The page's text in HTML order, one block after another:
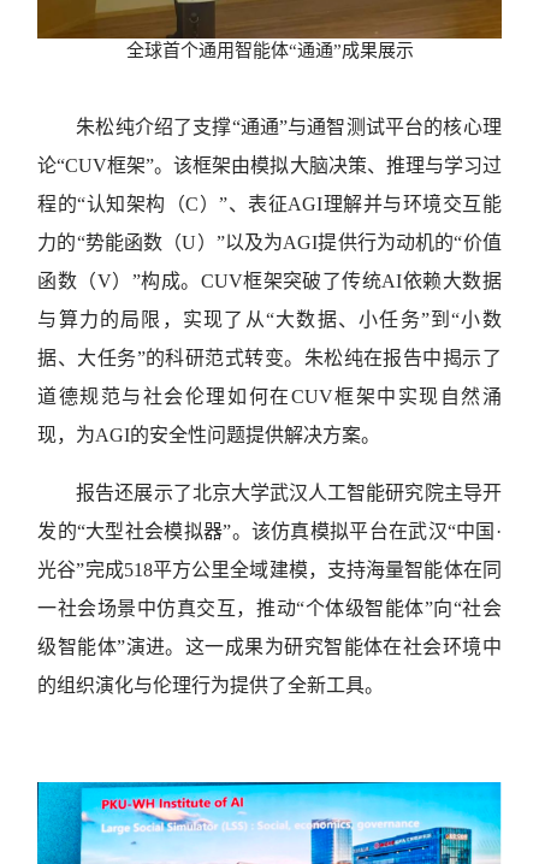
全球首个通用智能体“通通”成果展示
朱松纯介绍了支撑“通通”与通智测试平台的核心理
论“CUV框架”。该框架由模拟大脑决策、推理与学习过
程的“认知架构（C）”、表征AGI理解并与环境交互能
力的“势能函数（U）”以及为AGI提供行为动机的“价值
函数（V）”构成。CUV框架突破了传统AI依赖大数据
与算力的局限，实现了从“大数据、小任务”到“小数
据、大任务”的科研范式转变。朱松纯在报告中揭示了
道德规范与社会伦理如何在CUV框架中实现自然涌
现，为AGI的安全性问题提供解决方案。
报告还展示了北京大学武汉人工智能研究院主导开
发的“大型社会模拟器”。该仿真模拟平台在武汉“中国·
光谷”完成518平方公里全域建模，支持海量智能体在同
一社会场景中仿真交互，推动“个体级智能体”向“社会
级智能体”演进。这一成果为研究智能体在社会环境中
的组织演化与伦理行为提供了全新工具。